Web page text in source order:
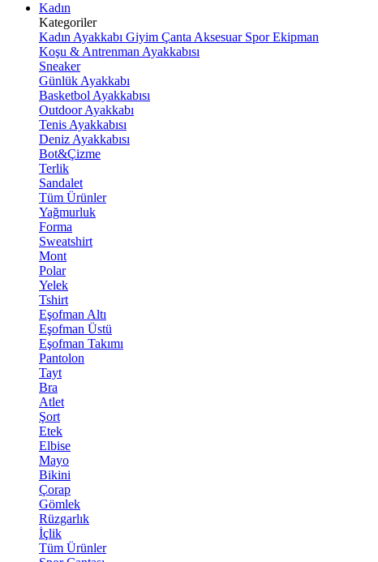
Kadın
Kategoriler
Kadın Ayakkabı Giyim Çanta Aksesuar Spor Ekipman
Koşu & Antrenman Ayakkabısı
Sneaker
Günlük Ayakkabı
Basketbol Ayakkabısı
Outdoor Ayakkabı
Tenis Ayakkabısı
Deniz Ayakkabısı
Bot&Çizme
Terlik
Sandalet
Tüm Ürünler
Yağmurluk
Forma
Sweatshirt
Mont
Polar
Yelek
Tshirt
Eşofman Altı
Eşofman Üstü
Eşofman Takımı
Pantolon
Tayt
Bra
Atlet
Şort
Etek
Elbise
Mayo
Bikini
Çorap
Gömlek
Rüzgarlık
İçlik
Tüm Ürünler